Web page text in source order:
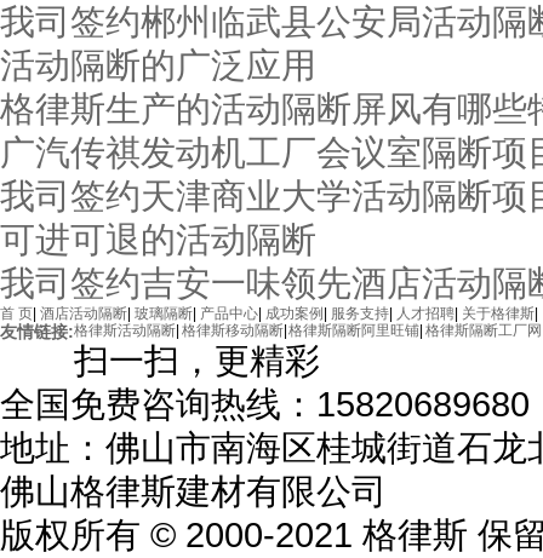
海南五月花会所
我司签约郴州临武县公安局活动隔
活动隔断的广泛应用
格律斯生产的活动隔断屏风有哪些
广汽传祺发动机工厂会议室隔断项
我司签约天津商业大学活动隔断项
可进可退的活动隔断
我司签约吉安一味领先酒店活动隔
首 页 酒店活动隔断 玻璃隔断 产品中心 成功案例 服务支持 人才招聘 关于格律斯
友情链接:格律斯活动隔断 格律斯移动隔断| 格律斯隔断阿里旺铺 格律斯隔断工厂网
扫一扫，更精彩
全国免费咨询热线：15820689680
地址：佛山市南海区桂城街道石龙
佛山格律斯建材有限公司
版权所有 © 2000-2021 格律斯 保